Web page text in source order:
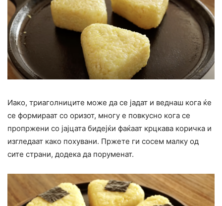
Иако, триаголниците може да се јадат и веднаш кога ќе
се формираат со оризот, многу е повкусно кога се
пропржени со јајцата бидејќи фаќаат крцкава коричка и
изгледаат како похувани. Пржете ги сосем малку од
сите страни, додека да поруменат.